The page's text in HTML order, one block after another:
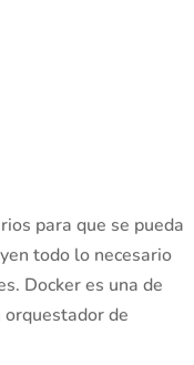
para que se pueda
todo lo necesario
Docker es una de
de